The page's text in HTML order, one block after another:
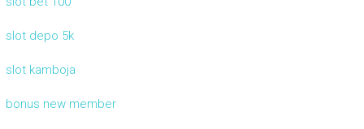
slot depo 5k
slot kamboja
bonus new member